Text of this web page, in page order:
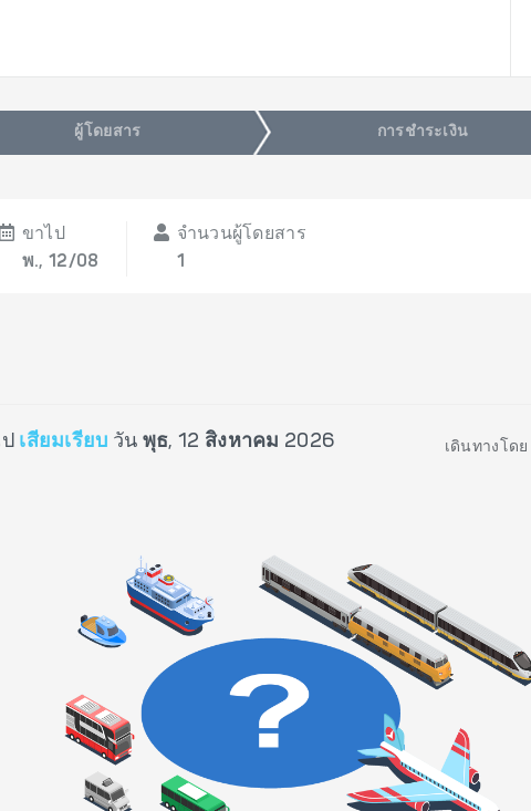
ผู้โดยสาร การชำระเงิน
ขาไป
พ., 12/08
จำนวนผู้โดยสาร
1
ป เสียมเรียบ วัน พุธ, 12 สิงหาคม 2026 เดินทางโดย